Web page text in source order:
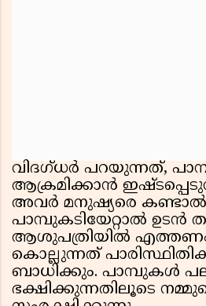
വിദഗ്ധര്‍ പറയുന്നത്,
ആക്രമിക്കാന്‍
അവര്‍ മനുഷ്യരെ കണ്ടാല്‍
പാമ്പുകടിയേറ്റാല്‍ ഉടന്‍
ആശുപത്രിയില്‍
കൊല്ലുന്നത്
ബാധിക്കും. പാമ്പുകള്‍
ഭക്ഷിക്കുന്നതിലൂടെ